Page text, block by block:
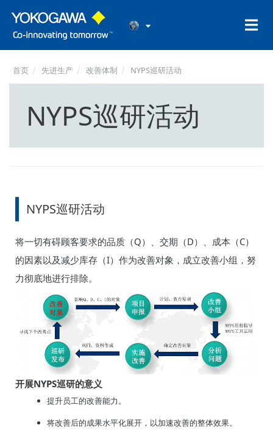
首页 先进生产 改善体制 NYPS巡研活动
NYPS巡研活动
NYPS巡研活动
将一切有碍顾客要求的品质（Q）、交期（D）、成本（C）
的因素以及减少库存（I）作为改善对象，成立改善小组，努
力彻底地进行排除。
开展NYPS巡研的意义
提升员工的改善能力。
将改善后的成果水平化展开，以加速改善的整体效果。